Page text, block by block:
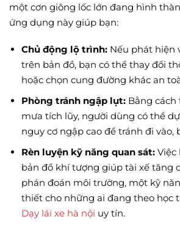
một cơn giông lốc lớn đang hình
ứng dụng này giúp bạn:
Chủ động lộ trình:Nếu phát hiện
trên bản đồ, bạn có thể thay đổi
hoặc chọn cung đường khác an
Phòng tránh ngập lụt:Bằng cách
mưa tích lũy, người dùng có thể
nguy cơ ngập cao để tránh đi vào,
Rèn luyện kỹ năng quan sát:Việc
bản đồ khí tượng giúp tài xế tăng
phán đoán môi trường, một kỹ
thiết cho những ai đang theo học
Dạy lái xe hà nội uy tín.